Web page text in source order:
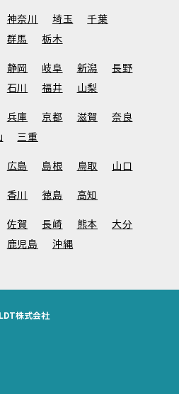
神奈川 埼玉
千葉
群馬 栃木
静岡 岐阜 新潟
長野
石川 福井 山梨
兵庫 京都 滋賀
奈良
三重
広島 島根 鳥取 山口
香川 徳島 高知
佐賀 長崎 熊本
大分
鹿児島 沖縄
LDT株式会社